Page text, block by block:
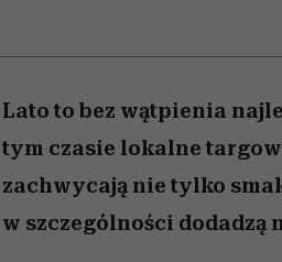
Lato to bez wątpienia
tym czasie lokalne
zachwycają nie tylko
w szczególności dodadzą